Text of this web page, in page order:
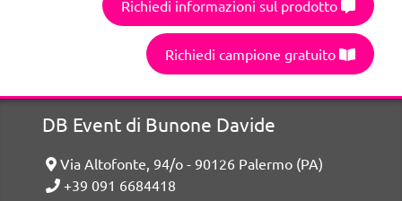
Richiedi informazioni sul prodotto
Richiedi campione gratuito
DB Event di Bunone Davide
Via Altofonte, 94/o - 90126 Palermo (PA)
+39 091 6684418